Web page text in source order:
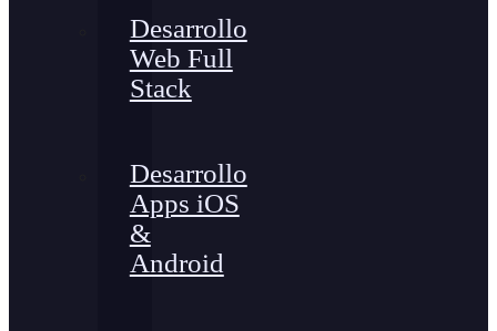
Desarrollo
Web Full
Stack
Desarrollo
Apps iOS
&
Android